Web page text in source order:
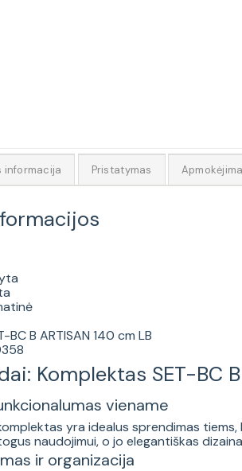
informacija Pristatymas
BC B ARTISAN 140 cm LB
Komplektas SET-BC
viename
yra idealus sprendimas
naudojimui, o jo elegantiškas
ir organizacija